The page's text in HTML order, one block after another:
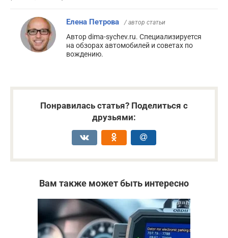
Елена Петрова / автор статьи
Автор dima-sychev.ru. Специализируется
на обзорах автомобилей и советах по
вождению.
Понравилась статья? Поделиться с
друзьями:
Вам также может быть интересно